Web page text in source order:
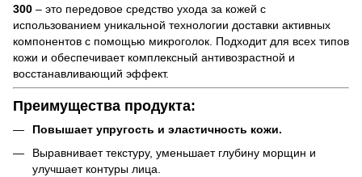
300 – это передовое средство ухода за кожей с
использованием уникальной технологии доставки активных
компонентов с помощью микроголок. Подходит для всех типов
кожи и обеспечивает комплексный антивозрастной и
восстанавливающий эффект.
Преимущества продукта:
Повышает упругость и эластичность кожи.
Выравнивает текстуру, уменьшает глубину морщин и
улучшает контуры лица.